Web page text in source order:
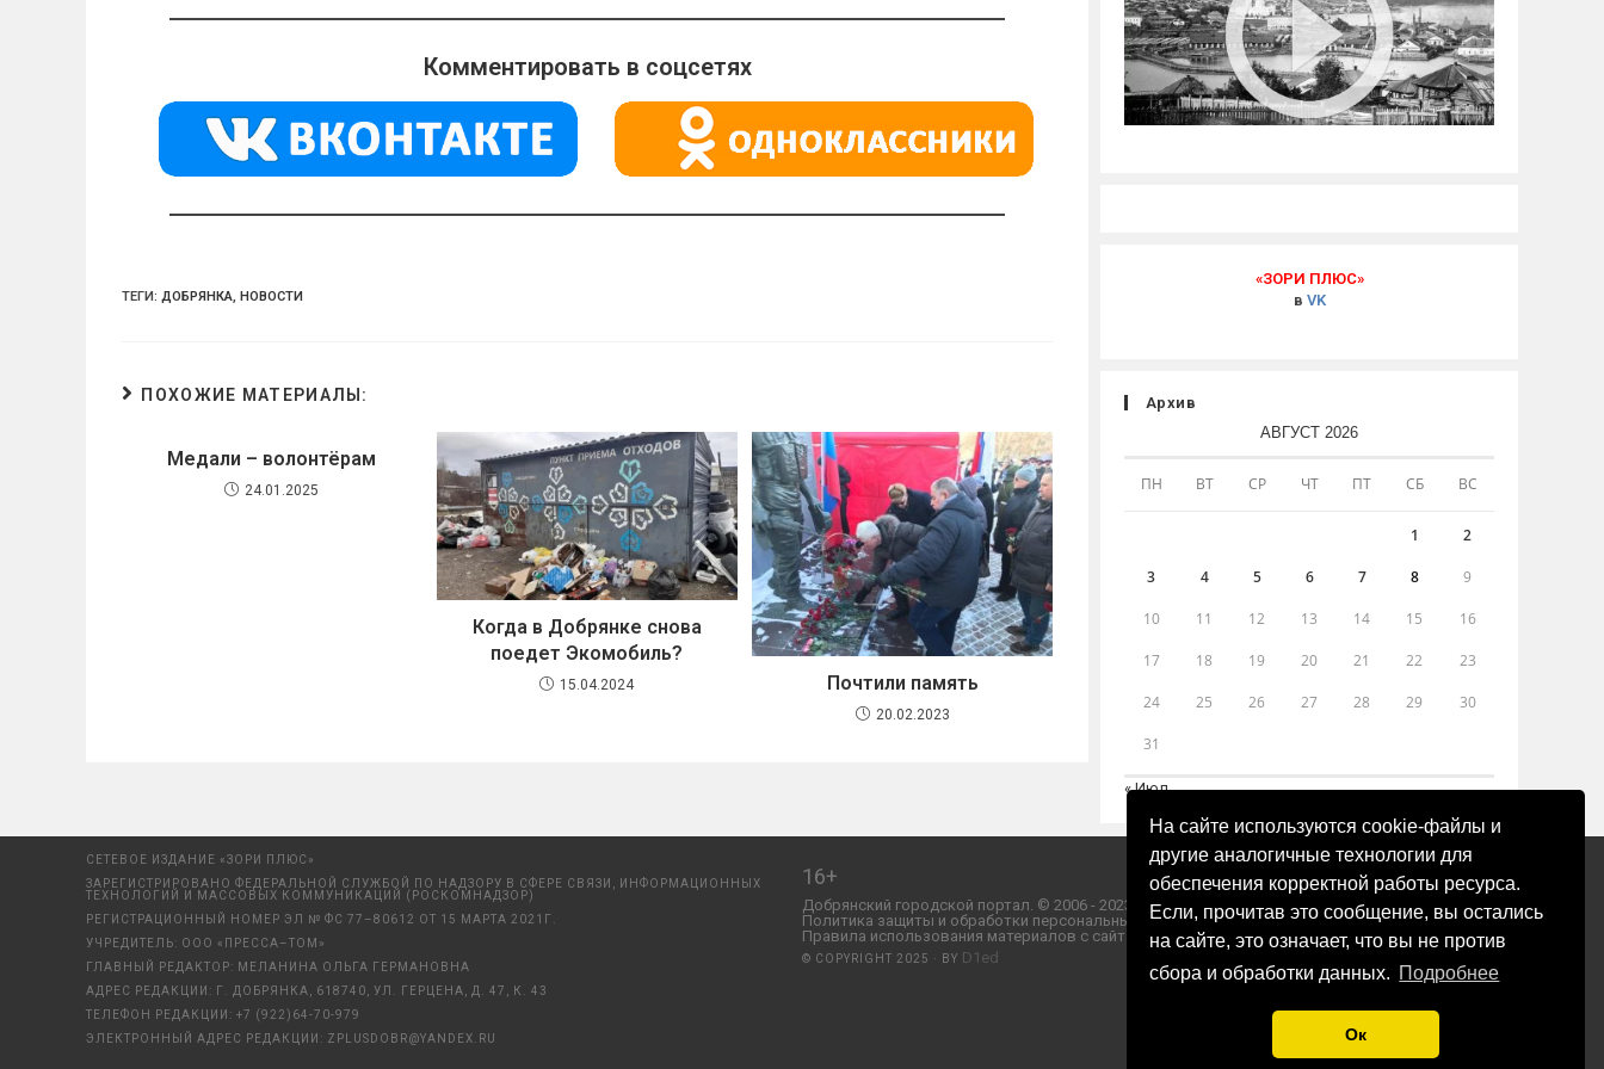
На сайте используются cookie-файлы и
другие аналогичные технологии для
обеспечения корректной работы ресурса.
Если, прочитав это сообщение, вы остались
на сайте, это означает, что вы не против
сбора и обработки данных. Подробнее
Ок
n
kl
a
ss
ni
e
a
m
at
A
p
p
Комментировать в соцсетях
ТЕГИ: ДОБРЯНКА, НОВОСТИ
ПОХОЖИЕ МАТЕРИАЛЫ:
Медали – волонтёрам
24.01.2025
Когда в Добрянке снова
поедет Экомобиль?
15.04.2024 Почтили память
20.02.2023
«ЗОРИ ПЛЮС»
в VK
Архив
АВГУСТ 2026
ПН ВТ СР ЧТ ПТ СБ ВС
1 2
3 4 5 6 7 8 9
10 11 12 13 14 15 16
17 18 19 20 21 22 23
24 25 26 27 28 29 30
31
« Июл
СЕТЕВОЕ ИЗДАНИЕ «ЗОРИ ПЛЮС»
ЗАРЕГИСТРИРОВАНО ФЕДЕРАЛЬНОЙ СЛУЖБОЙ ПО НАДЗОРУ В СФЕРЕ СВЯЗИ, ИНФОРМАЦИОННЫХ
ТЕХНОЛОГИЙ И МАССОВЫХ КОММУНИКАЦИЙ (РОСКОМНАДЗОР)
РЕГИСТРАЦИОННЫЙ НОМЕР ЭЛ № ФС 77–80612 ОТ 15 МАРТА 2021Г.
УЧРЕДИТЕЛЬ: ООО «ПРЕССА–ТОМ»
ГЛАВНЫЙ РЕДАКТОР: МЕЛАНИНА ОЛЬГА ГЕРМАНОВНА
АДРЕС РЕДАКЦИИ: Г. ДОБРЯНКА, 618740, УЛ. ГЕРЦЕНА, Д. 47, К. 43
ТЕЛЕФОН РЕДАКЦИИ: +7 (922)64-70-979
ЭЛЕКТРОННЫЙ АДРЕС РЕДАКЦИИ: ZPLUSDOBR@YANDEX.RU
16+
Добрянский городской портал. © 2006 - 2023 ООО «Пресса-Том».
Политика защиты и обработки персональных данных ООО «Пресса-Том».
Правила использования материалов с сайта «ЗОРИ ПЛЮС».
© COPYRIGHT 2025 · BY D1ed